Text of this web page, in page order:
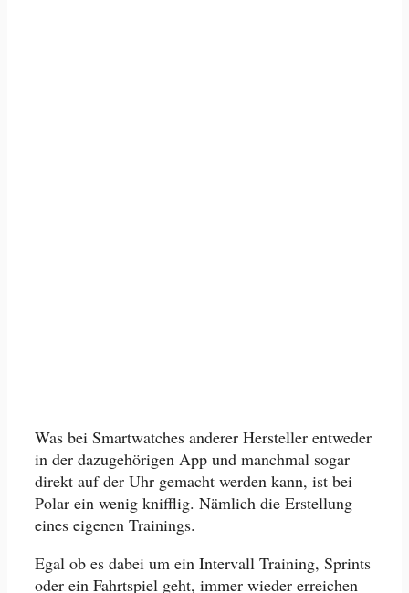
Was bei Smartwatches anderer Hersteller entweder
in der dazugehörigen App und manchmal sogar
direkt auf der Uhr gemacht werden kann, ist bei
Polar ein wenig knifflig. Nämlich die Erstellung
eines eigenen Trainings.
Egal ob es dabei um ein Intervall Training, Sprints
oder ein Fahrtspiel geht, immer wieder erreichen